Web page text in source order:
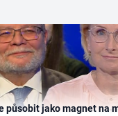
působit jako magnet na